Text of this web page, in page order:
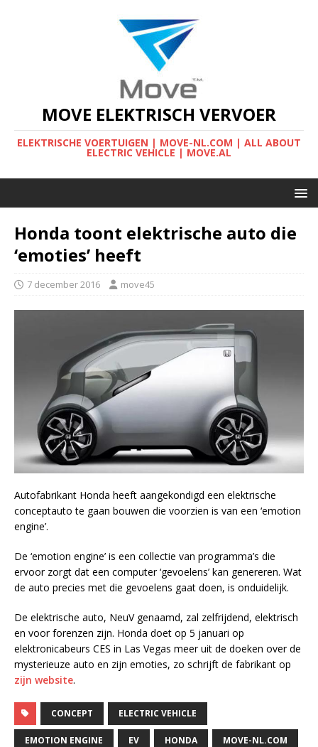
MOVE ELEKTRISCH VERVOER
ELEKTRISCHE VOERTUIGEN | MOVE-NL.COM | ALL ABOUT
ELECTRIC VEHICLE | MOVE.AL
Honda toont elektrische auto die
‘emoties’ heeft
7 december 2016 move45
Autofabrikant Honda heeft aangekondigd een elektrische
conceptauto te gaan bouwen die voorzien is van een ‘emotion
engine’.
De ‘emotion engine’ is een collectie van programma’s die
ervoor zorgt dat een computer ‘gevoelens’ kan genereren. Wat
de auto precies met die gevoelens gaat doen, is onduidelijk.
De elektrische auto, NeuV genaamd, zal zelfrijdend, elektrisch
en voor forenzen zijn. Honda doet op 5 januari op
elektronicabeurs CES in Las Vegas meer uit de doeken over de
mysterieuze auto en zijn emoties, zo schrijft de fabrikant op
zijn website.
CONCEPT ELECTRIC VEHICLE
EMOTION ENGINE EV HONDA MOVE-NL.COM